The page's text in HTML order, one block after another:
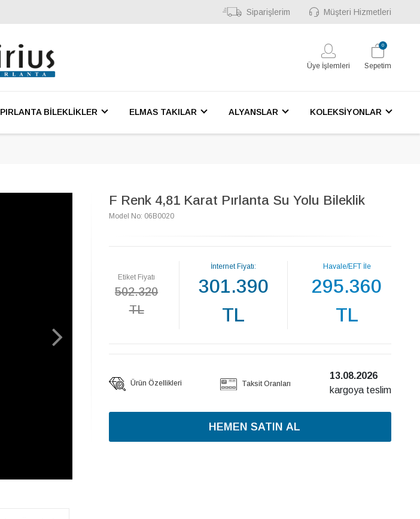
Siparişlerim Müşteri Hizmetleri
Üye İşlemleri Sepetim
0
PIRLANTA BİLEKLİKLER ELMAS TAKILAR ALYANSLAR KOLEKSİYONLAR
F Renk 4,81 Karat Pırlanta Su Yolu Bileklik
Model No: 06B0020
Etiket Fiyatı
502.320
TL
İnternet Fiyatı:
301.390
TL
Havale/EFT İle
295.360
TL
Ürün Özellikleri Taksit Oranları
13.08.2026
kargoya teslim
HEMEN SATIN AL